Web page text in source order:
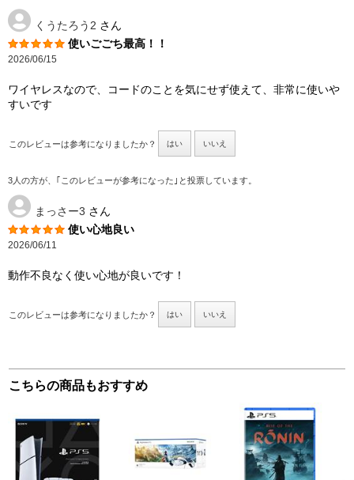
くうたろう2 さん
使いごごち最高！！
2026/06/15
ワイヤレスなので、コードのことを気にせず使えて、非常に使いや
すいです
このレビューは参考になりましたか？ はい いいえ
3人の方が、｢このレビューが参考になった｣と投票しています。
まっさー3 さん
使い心地良い
2026/06/11
動作不良なく使い心地が良いです！
このレビューは参考になりましたか？ はい いいえ
こちらの商品もおすすめ